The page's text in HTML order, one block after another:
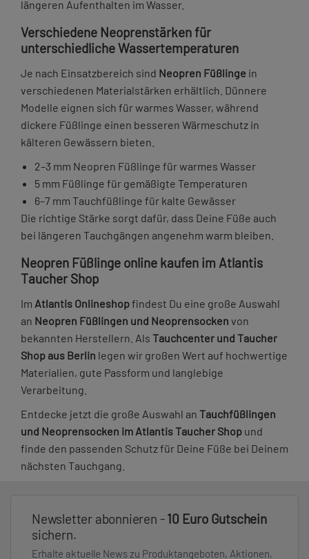
längeren Aufenthalten im Wasser.
Verschiedene Neoprenstärken für
unterschiedliche Wassertemperaturen
Je nach Einsatzbereich sind Neopren Füßlinge in
verschiedenen Materialstärken erhältlich. Dünnere
Modelle eignen sich für warmes Wasser, während
dickere Füßlinge einen besseren Wärmeschutz in
kälteren Gewässern bieten.
2–3 mm Neopren Füßlinge für warmes Wasser
5 mm Füßlinge für gemäßigte Temperaturen
6–7 mm Tauchfüßlinge für kalte Gewässer
Die richtige Stärke sorgt dafür, dass Deine Füße auch
bei längeren Tauchgängen angenehm warm bleiben.
Neopren Füßlinge online kaufen im Atlantis
Taucher Shop
Im Atlantis Onlineshopfindest Du eine große Auswahl
an Neopren Füßlingen und Neoprensocken von
bekannten Herstellern. Als Tauchcenter und Taucher
Shop aus Berlin legen wir großen Wert auf hochwertige
Materialien, gute Passform und langlebige
Verarbeitung.
Entdecke jetzt die große Auswahl an Tauchfüßlingen
und Neoprensocken im Atlantis Taucher Shop und
finde den passenden Schutz für Deine Füße bei Deinem
nächsten Tauchgang.
Newsletter abonnieren -10 Euro Gutschein
sichern.
Erhalte aktuelle News zu Produktangeboten, Aktionen,